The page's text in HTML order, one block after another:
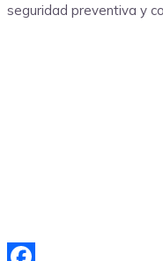
seguridad preventiva y